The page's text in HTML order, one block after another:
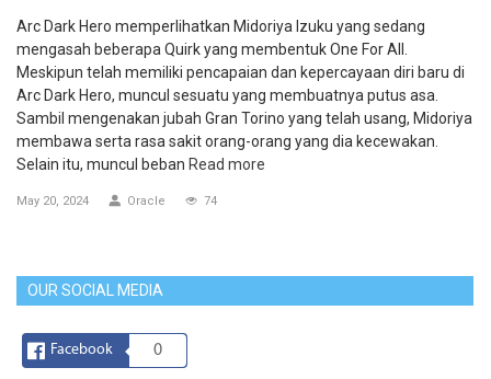
Arc Dark Hero memperlihatkan Midoriya Izuku yang sedang
mengasah beberapa Quirk yang membentuk One For All.
Meskipun telah memiliki pencapaian dan kepercayaan diri baru di
Arc Dark Hero, muncul sesuatu yang membuatnya putus asa.
Sambil mengenakan jubah Gran Torino yang telah usang, Midoriya
membawa serta rasa sakit orang-orang yang dia kecewakan.
Selain itu, muncul beban Read more
May 20, 2024 Oracle 74
OUR SOCIAL MEDIA
Facebook 0